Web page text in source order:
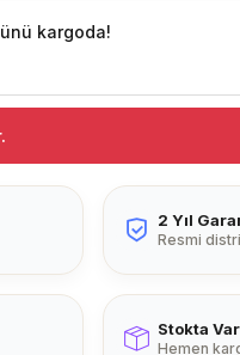
kargoda!
2 Yıl
Resmi
Stokta Var
Hemen